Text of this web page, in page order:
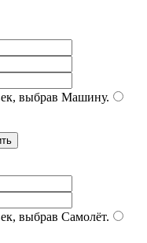
выбрав Машину.
выбрав Самолёт.